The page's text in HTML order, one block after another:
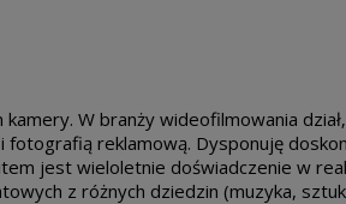
W branży wideofilmowania
fotografią reklamową. Dysponuję
jest wieloletnie doświadczenie w
z różnych dziedzin (muzyka,